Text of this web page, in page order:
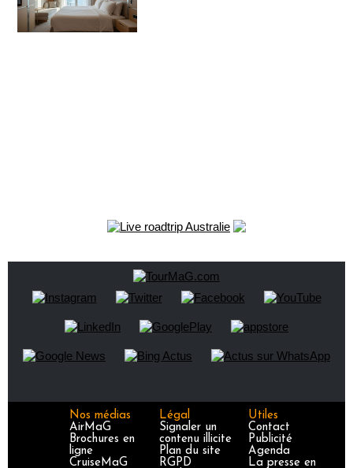
Nos médias
AirMaG
Brochures en
ligne
CruiseMaG
Légal
Signaler un
contenu illicite
Plan du site
RGPD
Utiles
Contact
Publicité
Agenda
La presse en